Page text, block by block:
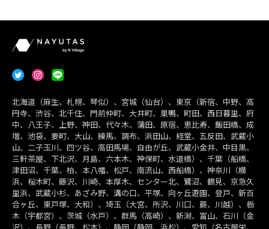
北海道（麻生、札幌、琴似）、宮城（仙台）、東京（新宿、中野、高
円寺、渋谷、北千住、門前仲町、大井町、巣鴨、町田、西日暮里、府
中、八王子、上野、神田、代々木、蒲田、原宿、恵比寿、飯田橋、成
増、池袋、要町、大山、練馬、調布、浜田山、経堂、五反田、武蔵小
山、二子玉川、四ツ谷、高田馬場、自由が丘、武蔵小金井、中目黒、
三軒茶屋、下北沢、月島、六本木、神保町、水道橋）、千葉（船橋、
津田沼、千葉、柏、本八幡、松戸、南流山、西船橋）、神奈川（横
浜、桜木町、藤沢、川崎、本厚木、センター北、鷺沼、鶴見、京急久
里浜、武蔵小杉、あざみ野、溝の口、平塚、向ヶ丘遊園、登戸、新百
合ヶ丘、東戸塚、大和）、埼玉（大宮、所沢、川口、蕨、川越）、栃
木（宇都宮）、茨城（水戸）、群馬（高崎）、新潟、富山、石川（金
沢）、長野（長野、松本）、静岡（静岡、浜松）、愛知（名古屋栄、